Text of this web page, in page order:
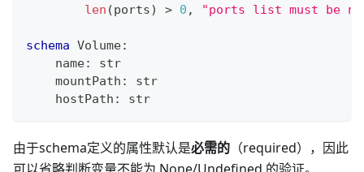
len (ports) > 0 , "ports list must be
schema Volume:
    name
:
str
    mountPath
:
str
    hostPath
: str
由于schema定义的属性默认是必需的 （required），因此